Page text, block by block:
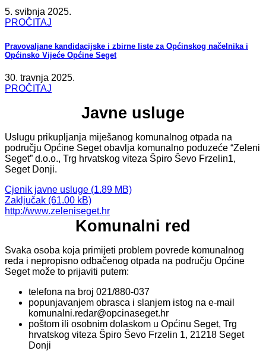
5. svibnja 2025.
PROČITAJ
Pravovaljane kandidacijske i zbirne liste za Općinskog načelnika i
Općinsko Vijeće Općine Seget
30. travnja 2025.
PROČITAJ
Javne usluge
Uslugu prikupljanja miješanog komunalnog otpada na
području Općine Seget obavlja komunalno poduzeće “Zeleni
Seget” d.o.o., Trg hrvatskog viteza Špiro Ševo Frzelin1,
Seget Donji.
Cjenik javne usluge
Zaključak
http://www.zeleniseget.hr
Komunalni red
Svaka osoba koja primijeti problem povrede komunalnog
reda i nepropisno odbačenog otpada na području Općine
Seget može to prijaviti putem:
telefona na broj 021/880-037
popunjavanjem obrasca i slanjem istog na e-mail
komunalni.redar@opcinaseget.hr
poštom ili osobnim dolaskom u Općinu Seget, Trg
hrvatskog viteza Špiro Ševo Frzelin 1, 21218 Seget
Donji